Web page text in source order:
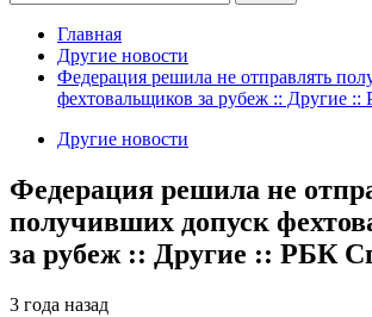
Главная
Другие новости
Федерация решила не отправлять
фехтовальщиков за рубеж :: Другие
Другие новости
Федерация решила не
получивших допуск
за рубеж :: Другие :: РБК
3 года назад